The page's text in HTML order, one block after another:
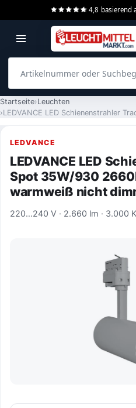
4,8 basierend
Startseite Leuchten
LEDVANCE
LEDVANCE LED
Spot 35W/930
warmweiß nicht
220…240 V · 2.660 lm · 3.000